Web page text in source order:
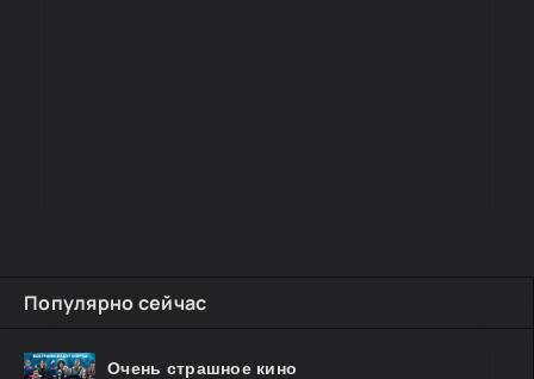
Популярно сейчас
Очень страшное кино